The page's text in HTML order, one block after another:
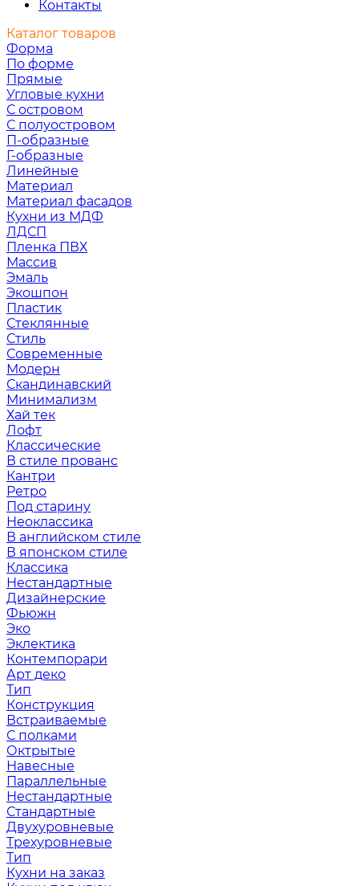
Контакты
Каталог товаров
Форма
По форме
Прямые
Угловые кухни
С островом
С полуостровом
П-образные
Г-образные
Линейные
Материал
Материал фасадов
Кухни из МДФ
ЛДСП
Пленка ПВХ
Массив
Эмаль
Экошпон
Пластик
Стеклянные
Стиль
Современные
Модерн
Скандинавский
Минимализм
Хай тек
Лофт
Классические
В стиле прованс
Кантри
Ретро
Под старину
Неоклассика
В английском стиле
В японском стиле
Классика
Нестандартные
Дизайнерские
Фьюжн
Эко
Эклектика
Контемпорари
Арт деко
Тип
Конструкция
Встраиваемые
С полками
Октрытые
Навесные
Параллельные
Нестандартные
Стандартные
Двухуровневые
Трехуровневые
Тип
Кухни на заказ